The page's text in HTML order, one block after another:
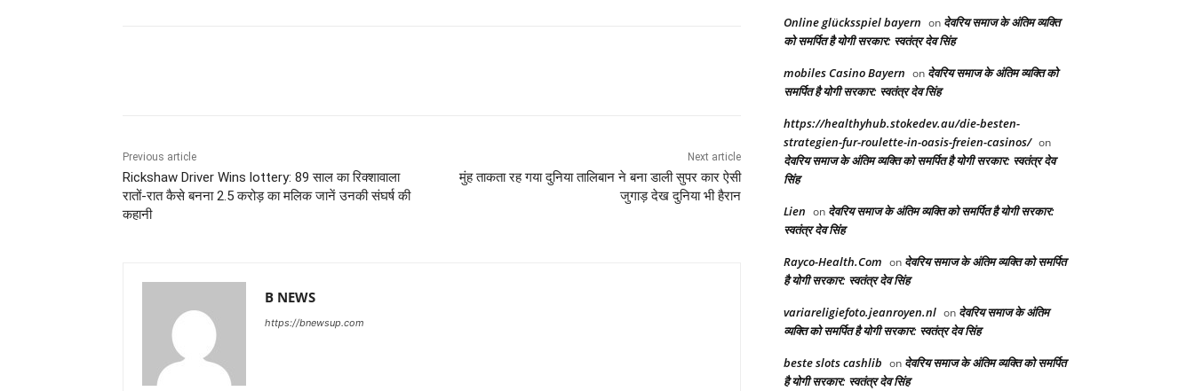
Previous article
Rickshaw Driver Wins lottery: 89 साल का रिक्शावाला
रातों-रात कैसे बनना 2.5 करोड़ का मलिक जानें उनकी संघर्ष की
कहानी
Next article
मुंह ताकता रह गया दुनिया तालिबान ने बना डाली सुपर कार ऐसी
जुगाड़ देख दुनिया भी हैरान
B NEWS
https://bnewsup.com
Online glücksspiel bayern on देवरिय समाज के अंतिम व्यक्ति
को समर्पित है योगी सरकार: स्वतंत्र देव सिंह
mobiles Casino Bayern on देवरिय समाज के अंतिम व्यक्ति को
समर्पित है योगी सरकार: स्वतंत्र देव सिंह
https://healthyhub.stokedev.au/die-besten-
strategien-fur-roulette-in-oasis-freien-casinos/ on
देवरिय समाज के अंतिम व्यक्ति को समर्पित है योगी सरकार: स्वतंत्र देव
सिंह
Lien on देवरिय समाज के अंतिम व्यक्ति को समर्पित है योगी सरकार:
स्वतंत्र देव सिंह
Rayco-Health.Com on देवरिय समाज के अंतिम व्यक्ति को समर्पित
है योगी सरकार: स्वतंत्र देव सिंह
variareligiefoto.jeanroyen.nl on देवरिय समाज के अंतिम
व्यक्ति को समर्पित है योगी सरकार: स्वतंत्र देव सिंह
beste slots cashlib on देवरिय समाज के अंतिम व्यक्ति को समर्पित
है योगी सरकार: स्वतंत्र देव सिंह